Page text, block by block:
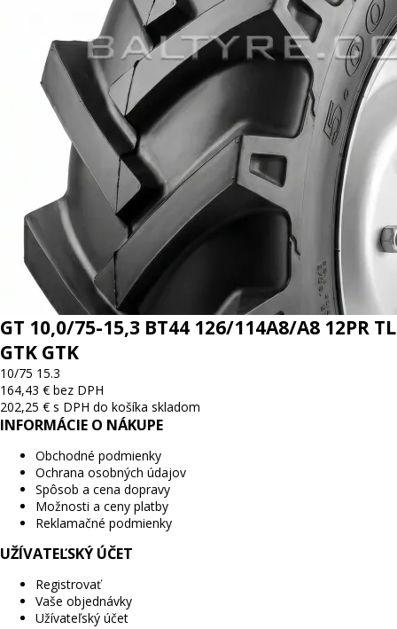
GT 10,0/75-15,3 BT44 126/114A8/A8 12PR TL
GTK GTK
10/75 15.3
164,43 € bez DPH
202,25 € s DPH do košíka skladom
INFORMÁCIE O NÁKUPE
Obchodné podmienky
Ochrana osobných údajov
Spôsob a cena dopravy
Možnosti a ceny platby
Reklamačné podmienky
UŽÍVATEĽSKÝ ÚČET
Registrovať
Vaše objednávky
Užívateľský účet